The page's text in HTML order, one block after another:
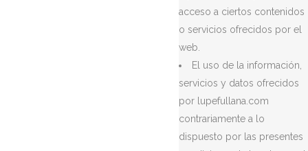
acceso a ciertos contenidos
o servicios ofrecidos por el
web.
El uso de la información,
servicios y datos ofrecidos
por lupefullana.com
contrariamente a lo
dispuesto por las presentes